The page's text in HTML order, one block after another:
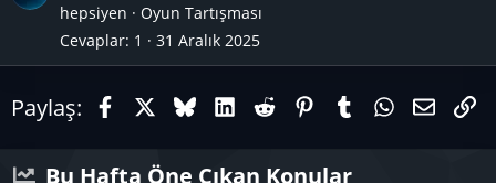
hepsiyen
Oyun Tartışması
Cevaplar 1 31 Aralık 2025
Paylaş: FacebookX (Twitter)
BlueskyLinkedIn
RedditPinterestTumblrE-
Bu Hafta Öne Çıkan Konular